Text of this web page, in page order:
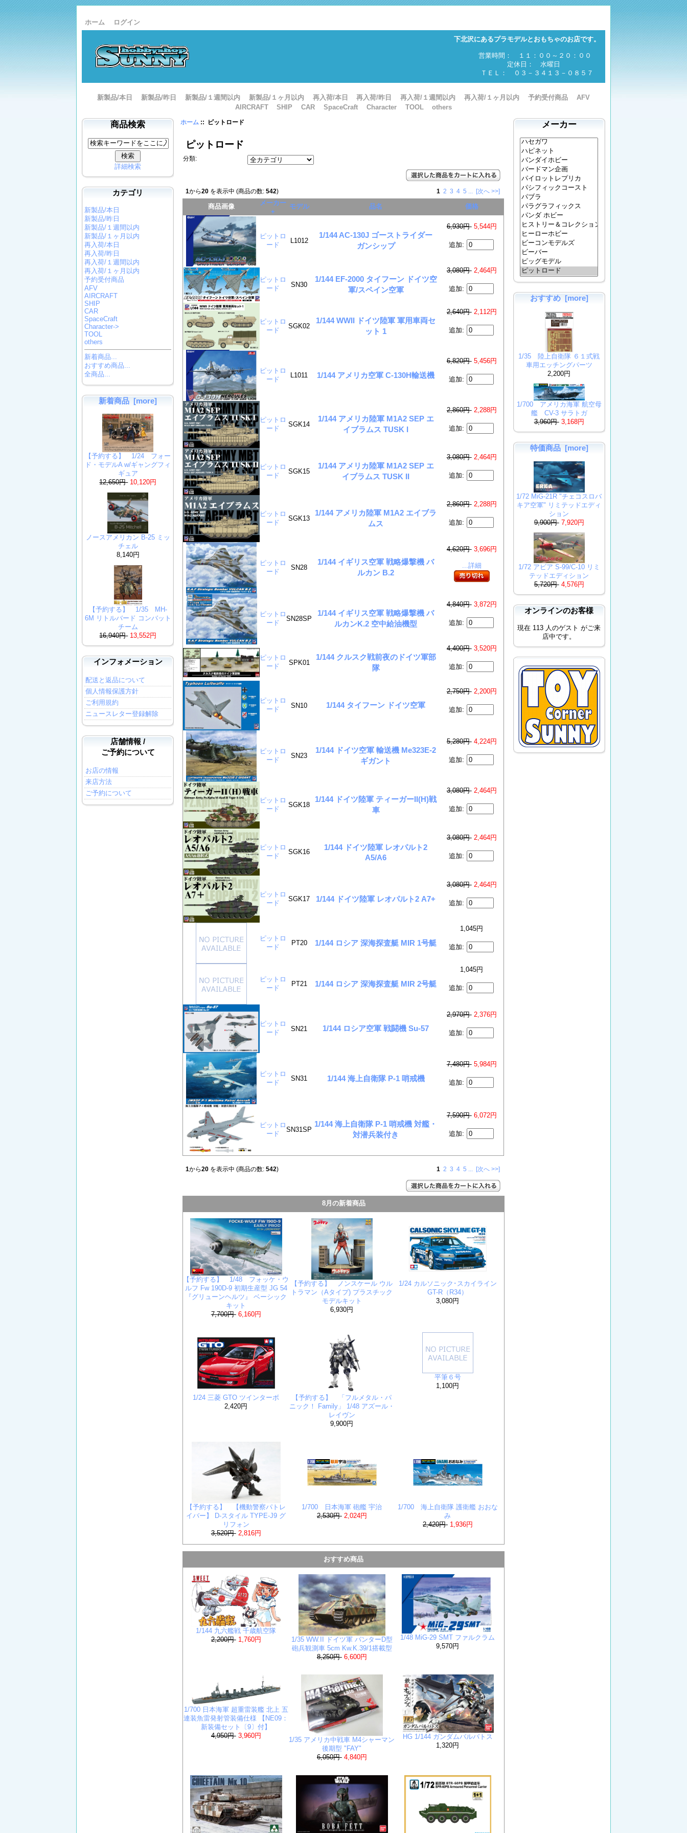
ホーム ログイン
下北沢にあるプラモデルとおもちゃのお店です。
営業時間： １１：００～２０：００
定休日： 水曜日
ＴＥＬ： ０３－３４１３－０８５７
新製品/本日 新製品/昨日 新製品/１週間以内 新製品/１ヶ月以内 再入荷/本日 再入荷/昨日 再入荷/１週間以内 再入荷/１ヶ月以内 予約受付商品
AFV
AIRCRAFT
SHIP CAR SpaceCraft Character TOOL others
商品検索
詳細検索
カテゴリ
新製品/本日
新製品/昨日
新製品/１週間以内
新製品/１ヶ月以内
再入荷/本日
再入荷/昨日
再入荷/１週間以内
再入荷/１ヶ月以内
予約受付商品
AFV
AIRCRAFT
SHIP
CAR
SpaceCraft
Character->
TOOL
others
新着商品...
おすすめ商品...
全商品...
新着商品 [more]
【予約する】 1/24 フォー
ド・モデルA w/ギャングフィ
ギュア
12,650円 10,120円
ノースアメリカン B-25 ミッ
チェル
8,140円
【予約する】 1/35 MH-
6M リトルバード コンバット
チーム
16,940円 13,552円
インフォメーション
配送と返品について
個人情報保護方針
ご利用規約
ニュースレター登録解除
店舗情報 /
ご予約について
お店の情報
来店方法
ご予約について
ホーム :: ピットロード
ピットロード
分類:
1から20を表示中 (商品の数: 542) 1 2 3 4 5 ... [次へ >>]
商品画像
メーカー
+
モデル 品名 価格
ピットロ
ード
L1012
1/144 AC-130J ゴーストライダー
ガンシップ
6,930円 5,544円
追加:
ピットロ
ード
SN30
1/144 EF-2000 タイフーン ドイツ空
軍/スペイン空軍
3,080円 2,464円
追加:
ピットロ
ード
SGK02
1/144 WWII ドイツ陸軍 軍用車両セ
ット 1
2,640円 2,112円
追加:
ピットロ
ード
L1011 1/144 アメリカ空軍 C-130H輸送機
6,820円 5,456円
追加:
ピットロ
ード
SGK14
1/144 アメリカ陸軍 M1A2 SEP エ
イブラムス TUSK I
2,860円 2,288円
追加:
ピットロ
ード
SGK15
1/144 アメリカ陸軍 M1A2 SEP エ
イブラムス TUSK II
3,080円 2,464円
追加:
ピットロ
ード
SGK13
1/144 アメリカ陸軍 M1A2 エイブラ
ムス
2,860円 2,288円
追加:
ピットロ
ード
SN28
1/144 イギリス空軍 戦略爆撃機 バ
ルカン B.2
4,620円 3,696円
...詳細
ピットロ
ード
SN28SP
1/144 イギリス空軍 戦略爆撃機 バ
ルカンK.2 空中給油機型
4,840円 3,872円
追加:
ピットロ
ード
SPK01
1/144 クルスク戦前夜のドイツ軍部
隊
4,400円 3,520円
追加:
ピットロ
ード
SN10 1/144 タイフーン ドイツ空軍
2,750円 2,200円
追加:
ピットロ
ード
SN23
1/144 ドイツ空軍 輸送機 Me323E-2
ギガント
5,280円 4,224円
追加:
ピットロ
ード
SGK18
1/144 ドイツ陸軍 ティーガーII(H)戦
車
3,080円 2,464円
追加:
ピットロ
ード
SGK16
1/144 ドイツ陸軍 レオパルト2
A5/A6
3,080円 2,464円
追加:
ピットロ
ード
SGK17 1/144 ドイツ陸軍 レオパルト2 A7+
3,080円 2,464円
追加:
ピットロ
ード
PT20 1/144 ロシア 深海探査艇 MIR 1号艇
1,045円
追加:
ピットロ
ード
PT21 1/144 ロシア 深海探査艇 MIR 2号艇
1,045円
追加:
ピットロ
ード
SN21 1/144 ロシア空軍 戦闘機 Su-57
2,970円 2,376円
追加:
ピットロ
ード
SN31 1/144 海上自衛隊 P-1 哨戒機
7,480円 5,984円
追加:
ピットロ
ード
SN31SP
1/144 海上自衛隊 P-1 哨戒機 対艦・
対潜兵装付き
7,590円 6,072円
追加:
1から20を表示中 (商品の数: 542) 1 2 3 4 5 [次へ >>]
8月の新着商品
【予約する】 1/48 フォッケ・ウ
ルフ Fw 190D-9 初期生産型 JG 54
『グリューンヘルツ』 ベーシック
キット
7,700円 6,160円
【予約する】 ノンスケール ウル
トラマン（Aタイプ) プラスチック
モデルキット
6,930円
1/24 カルソニック･スカイライン
GT-R（R34）
3,080円
1/24 三菱 GTO ツインターボ
2,420円
【予約する】 「フルメタル・パ
ニック！ Family」 1/48 アズール・
レイヴン
9,900円
平筆６号
1,100円
【予約する】 【機動警察パトレ
イバー】 D-スタイル TYPE-J9 グ
リフォン
3,520円 2,816円
1/700 日本海軍 砲艦 宇治
2,530円 2,024円
1/700 海上自衛隊 護衛艦 おおな
み
2,420円 1,936円
おすすめ商品
1/144 九六艦戦 千歳航空隊
2,200円 1,760円
1/35 WW.II ドイツ軍 パンターD型
砲兵観測車 5cm Kw.K.39/1搭載型
8,250円 6,600円
1/48 MiG-29 SMT ファルクラム
9,570円
1/700 日本海軍 超重雷装艦 北上 五
連装魚雷発射管装備仕様 【NE09：
新装備セット〔9〕付】
4,950円 3,960円
1/35 アメリカ中戦車 M4シャーマン
後期型 "FAY"
6,050円 4,840円
HG 1/144 ガンダムバルバトス
1,320円
メーカー
おすすめ [more]
1/35 陸上自衛隊 ６１式戦
車用エッチングパーツ
2,200円
1/700 アメリカ海軍 航空母
艦 CV-3 サラトガ
3,960円 3,168円
特価商品 [more]
1/72 MiG-21R "チェコスロバ
キア空軍" リミテッドエディ
ション
9,900円 7,920円
1/72 アビア S-99/C-10 リミ
テッドエディション
5,720円 4,576円
オンラインのお客様
現在 113 人のゲスト がご来
店中です。